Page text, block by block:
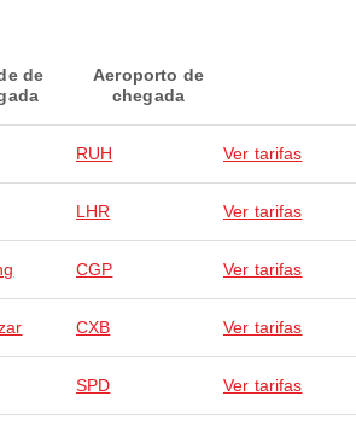
de
Aeroporto de
chegada
RUH Ver tarifas
LHR Ver tarifas
CGP Ver tarifas
CXB Ver tarifas
SPD Ver tarifas